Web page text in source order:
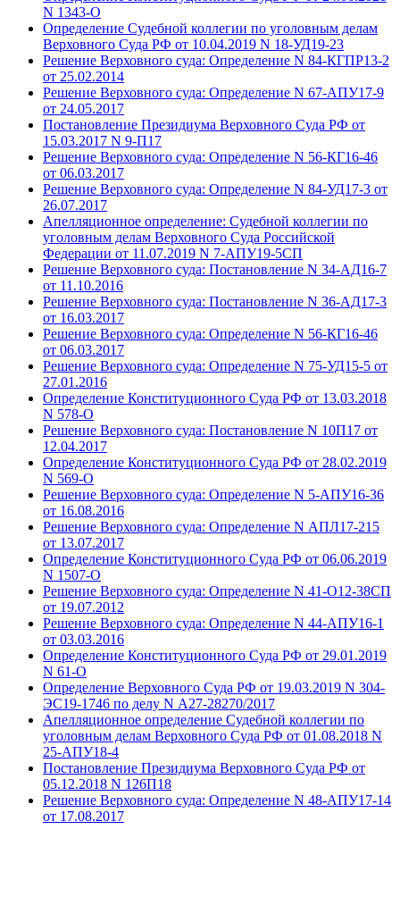
N 1343-О
Определение Судебной коллегии по уголовным делам
Верховного Суда РФ от 10.04.2019 N 18-УД19-23
Решение Верховного суда: Определение N 84-КГПР13-2
от 25.02.2014
Решение Верховного суда: Определение N 67-АПУ17-9
от 24.05.2017
Постановление Президиума Верховного Суда РФ от
15.03.2017 N 9-П17
Решение Верховного суда: Определение N 56-КГ16-46
от 06.03.2017
Решение Верховного суда: Определение N 84-УД17-3 от
26.07.2017
Апелляционное определение: Судебной коллегии по
уголовным делам Верховного Суда Российской
Федерации от 11.07.2019 N 7-АПУ19-5СП
Решение Верховного суда: Постановление N 34-АД16-7
от 11.10.2016
Решение Верховного суда: Постановление N 36-АД17-3
от 16.03.2017
Решение Верховного суда: Определение N 56-КГ16-46
от 06.03.2017
Решение Верховного суда: Определение N 75-УД15-5 от
27.01.2016
Определение Конституционного Суда РФ от 13.03.2018
N 578-О
Решение Верховного суда: Постановление N 10П17 от
12.04.2017
Определение Конституционного Суда РФ от 28.02.2019
N 569-О
Решение Верховного суда: Определение N 5-АПУ16-36
от 16.08.2016
Решение Верховного суда: Определение N АПЛ17-215
от 13.07.2017
Определение Конституционного Суда РФ от 06.06.2019
N 1507-О
Решение Верховного суда: Определение N 41-О12-38СП
от 19.07.2012
Решение Верховного суда: Определение N 44-АПУ16-1
от 03.03.2016
Определение Конституционного Суда РФ от 29.01.2019
N 61-О
Определение Верховного Суда РФ от 19.03.2019 N 304-
ЭС19-1746 по делу N А27-28270/2017
Апелляционное определение Судебной коллегии по
уголовным делам Верховного Суда РФ от 01.08.2018 N
25-АПУ18-4
Постановление Президиума Верховного Суда РФ от
05.12.2018 N 126П18
Решение Верховного суда: Определение N 48-АПУ17-14
от 17.08.2017